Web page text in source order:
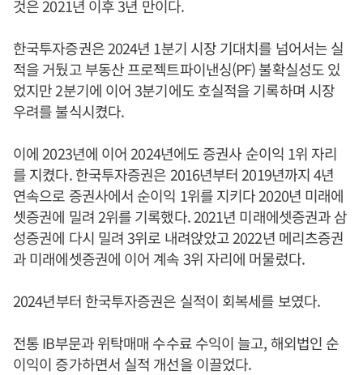
것은 2021년 이후 3년 만이다.
한국투자증권은 2024년 1분기 시장 기대치를 넘어서는 실
적을 거뒀고 부동산 프로젝트파이낸싱(PF) 불확실성도 있
었지만 2분기에 이어 3분기에도 호실적을 기록하며 시장
우려를 불식시켰다.
이에 2023년에 이어 2024년에도 증권사 순이익 1위 자리
를 지켰다. 한국투자증권은 2016년부터 2019년까지 4년
연속으로 증권사에서 순이익 1위를 지키다 2020년 미래에
셋증권에 밀려 2위를 기록했다. 2021년 미래에셋증권과 삼
성증권에 다시 밀려 3위로 내려앉았고 2022년 메리츠증권
과 미래에셋증권에 이어 계속 3위 자리에 머물렀다.
2024년부터 한국투자증권은 실적이 회복세를 보였다.
전통 IB부문과 위탁매매 수수료 수익이 늘고, 해외법인 순
이익이 증가하면서 실적 개선을 이끌었다.